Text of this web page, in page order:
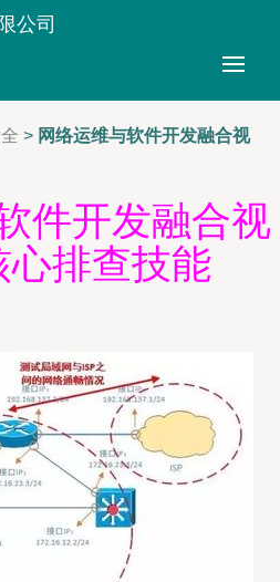
公司
> 网络运维与软件开发融合视
件开发融合视
排查技能